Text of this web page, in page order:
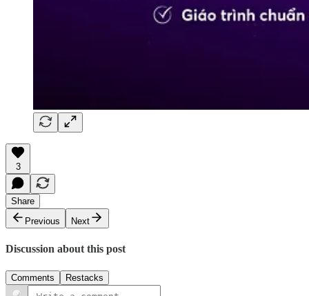
3
Share
Previous
Next
Discussion about this post
Comments Restacks